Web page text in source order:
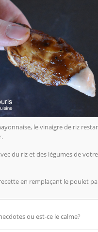
le vinaigre de riz
du riz et des légumes de
en remplaçant le poulet
ou est-ce le calme?